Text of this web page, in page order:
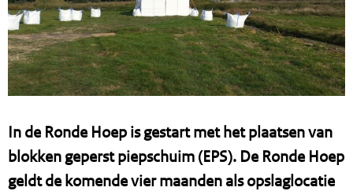
In de Ronde Hoep is gestart met het plaatsen van
blokken geperst piepschuim (EPS). De Ronde Hoep
geldt de komende vier maanden als opslaglocatie